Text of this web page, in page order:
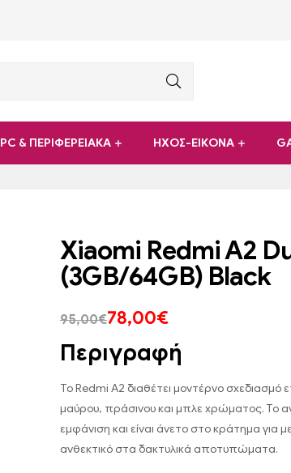
PC & ΠΕΡΙΦΕΡΕΙΑΚΑ ΗΧΟΣ-ΕΙΚΟΝΑ
Xiaomi Redmi A2
(3GB/64GB) Black
95,00€78,00€
Περιγραφή
Το Redmi A2 διαθέτει μοντέρνο
μαύρου, πράσινου και μπλε χρώματος. Το
εμφάνιση και είναι άνετο στο κράτημα για
ανθεκτικό στα δακτυλικά αποτυπώματα.